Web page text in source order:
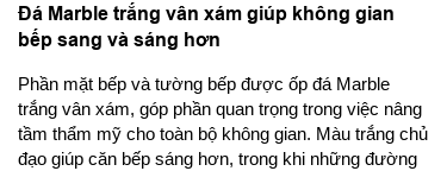
Đá Marble trắng vân xám giúp không gian
bếp sang và sáng hơn
Phần mặt bếp và tường bếp được ốp đá Marble
trắng vân xám, góp phần quan trọng trong việc nâng
tầm thẩm mỹ cho toàn bộ không gian. Màu trắng chủ
đạo giúp căn bếp sáng hơn, trong khi những đường